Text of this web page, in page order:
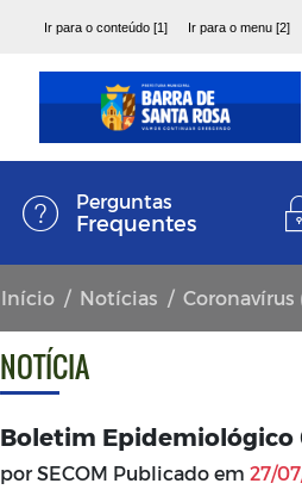
Ir para o conteúdo [1] Ir para o menu [2]
Perguntas
Frequentes
Início Notícias Coronavírus
NOTÍCIA
Boletim Epidemiológico
por SECOM Publicado em 27/